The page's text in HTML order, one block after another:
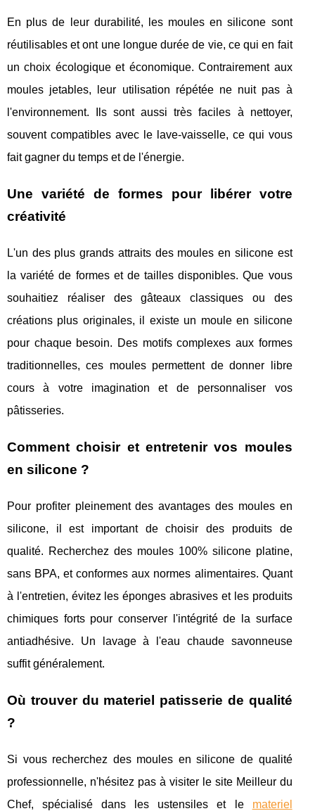
En plus de leur durabilité, les moules en silicone sont
réutilisables et ont une longue durée de vie, ce qui en fait
un choix écologique et économique. Contrairement aux
moules jetables, leur utilisation répétée ne nuit pas à
l'environnement. Ils sont aussi très faciles à nettoyer,
souvent compatibles avec le lave-vaisselle, ce qui vous
fait gagner du temps et de l'énergie.
Une variété de formes pour libérer votre
créativité
L'un des plus grands attraits des moules en silicone est
la variété de formes et de tailles disponibles. Que vous
souhaitiez réaliser des gâteaux classiques ou des
créations plus originales, il existe un moule en silicone
pour chaque besoin. Des motifs complexes aux formes
traditionnelles, ces moules permettent de donner libre
cours à votre imagination et de personnaliser vos
pâtisseries.
Comment choisir et entretenir vos moules
en silicone ?
Pour profiter pleinement des avantages des moules en
silicone, il est important de choisir des produits de
qualité. Recherchez des moules 100% silicone platine,
sans BPA, et conformes aux normes alimentaires. Quant
à l'entretien, évitez les éponges abrasives et les produits
chimiques forts pour conserver l'intégrité de la surface
antiadhésive. Un lavage à l'eau chaude savonneuse
suffit généralement.
Où trouver du materiel patisserie de qualité
?
Si vous recherchez des moules en silicone de qualité
professionnelle, n'hésitez pas à visiter le site Meilleur du
Chef, spécialisé dans les ustensiles et le materiel